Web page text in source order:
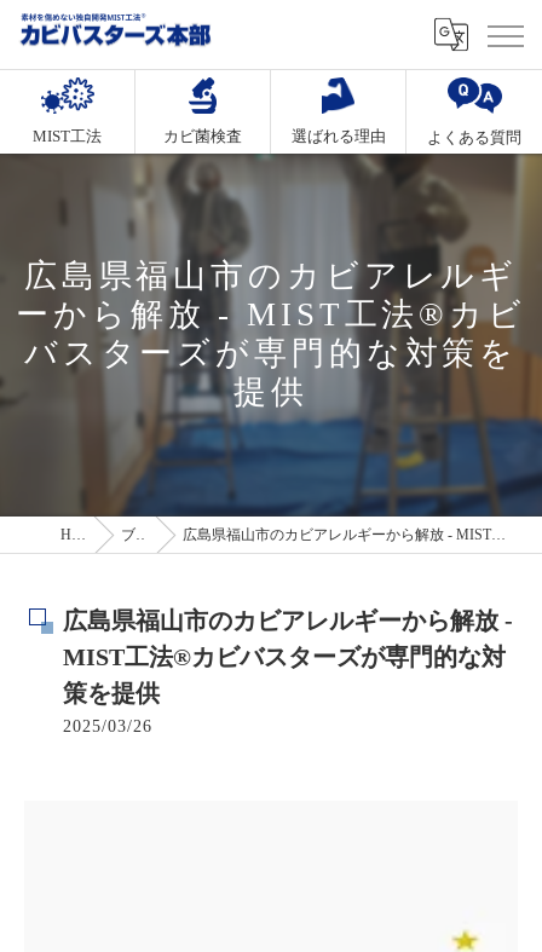
MIST工法 カビ菌検査 選ばれる理由 よくある質問
広島県福山市のカビアレルギ
ーから解放 - MIST工法®カビ
バスターズが専門的な対策を
提供
HOME ブログ 広島県福山市のカビアレルギーから解放 - MIST工法®カビバスターズが専門的な対策を提供
広島県福山市のカビアレルギーから解放 -
MIST工法®カビバスターズが専門的な対
策を提供
2025/03/26